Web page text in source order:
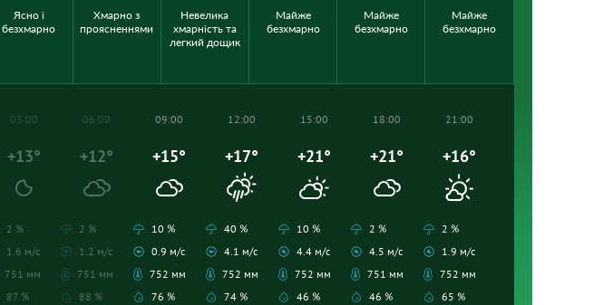
Ясно і
безхмарно
Хмарно з
проясненнями
Невелика
хмарність та
легкий дощик
Майже
безхмарно
Майже
безхмарно
Майже
безхмарно
03:00
+13°
2 %
1.6 м/с
751 мм
87 %
06:00
+12°
2 %
1.2 м/с
751 мм
88 %
09:00
+15°
10 %
0.9 м/с
752 мм
76 %
12:00
+17°
40 %
4.1 м/с
752 мм
74 %
15:00
+21°
10 %
4.4 м/с
752 мм
46 %
18:00
+21°
2 %
4.5 м/с
751 мм
46 %
21:00
+16°
2 %
1.9 м/с
752 мм
65 %